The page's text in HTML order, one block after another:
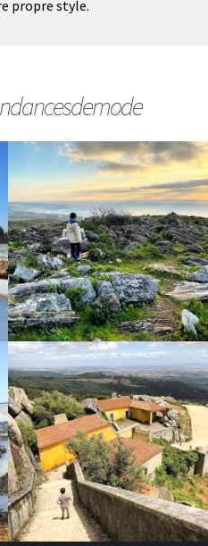
propre style.